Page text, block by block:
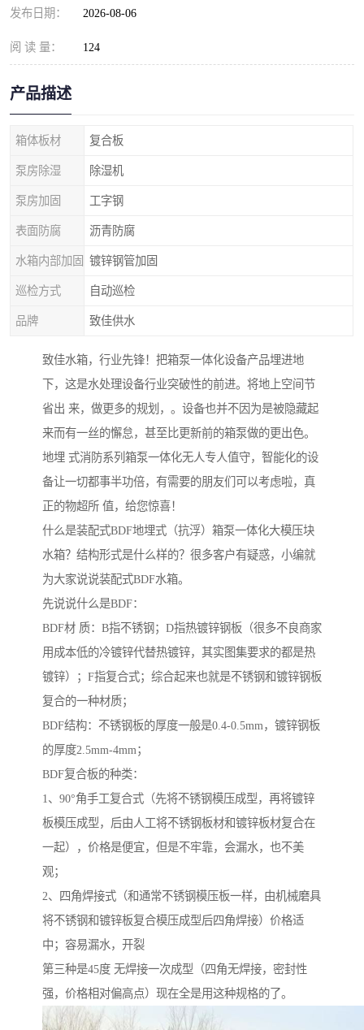
发布日期： 2026-08-06
阅 读 量： 124
产品描述
箱体板材 复合板
泵房除湿 除湿机
泵房加固 工字钢
表面防腐 沥青防腐
水箱内部加固 镀锌钢管加固
巡检方式 自动巡检
品牌 致佳供水
致佳水箱，行业先锋！把箱泵一体化设备产品埋进地
下，这是水处理设备行业突破性的前进。将地上空间节
省出 来，做更多的规划，。设备也并不因为是被隐藏起
来而有一丝的懈怠，甚至比更新前的箱泵做的更出色。
地埋 式消防系列箱泵一体化无人专人值守，智能化的设
备让一切都事半功倍，有需要的朋友们可以考虑啦，真
正的物超所 值，给您惊喜！
什么是装配式BDF地埋式（抗浮）箱泵一体化大模压块
水箱？结构形式是什么样的？很多客户有疑惑，小编就
为大家说说装配式BDF水箱。
先说说什么是BDF：
BDF材 质：B指不锈钢；D指热镀锌钢板（很多不良商家
用成本低的冷镀锌代替热镀锌，其实图集要求的都是热
镀锌）；F指复合式；综合起来也就是不锈钢和镀锌钢板
复合的一种材质；
BDF结构：不锈钢板的厚度一般是0.4-0.5mm，镀锌钢板
的厚度2.5mm-4mm；
BDF复合板的种类：
1、90°角手工复合式（先将不锈钢模压成型，再将镀锌
板模压成型，后由人工将不锈钢板材和镀锌板材复合在
一起），价格是便宜，但是不牢靠，会漏水，也不美
观；
2、四角焊接式（和通常不锈钢模压板一样，由机械磨具
将不锈钢和镀锌板复合模压成型后四角焊接）价格适
中；容易漏水，开裂
第三种是45度 无焊接一次成型（四角无焊接，密封性
强，价格相对偏高点）现在全是用这种规格的了。